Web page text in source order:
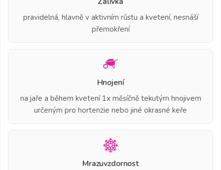
pravidelná, hlavně v aktivním růstu a kvetení, nesnáší
přemokření
Hnojení
na jaře a během kvetení 1x měsíčně tekutým hnojivem
určeným pro hortenzie nebo jiné okrasné keře
Mrazuvzdornost